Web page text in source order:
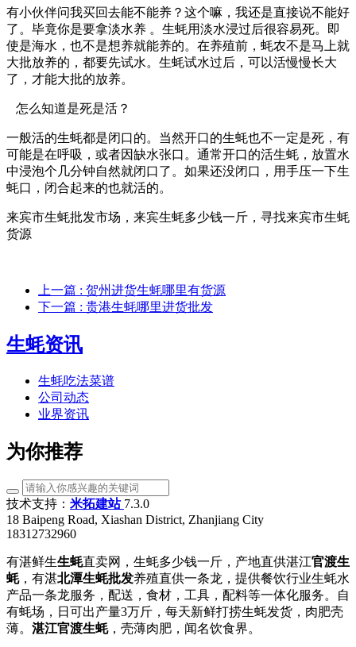
有小伙伴问我买回去能不能养？这个嘛，我还是直接说不能好
了。毕竟你是要拿淡水养 。生蚝用淡水浸过后很容易死。即
使是海水，也不是想养就能养的。在养殖前，蚝农不是马上就
大批放养的，都要先试水。生蚝试水过后，可以活慢慢长大
了，才能大批的放养。
怎么知道是死是活？
一般活的生蚝都是闭口的。当然开口的生蚝也不一定是死，有
可能是在呼吸，或者因缺水张口。通常开口的活生蚝，放置水
中浸泡个几分钟自然就闭口了。如果还没闭口，用手压一下生
蚝口，闭合起来的也就活的。
来宾市生蚝批发市场，来宾生蚝多少钱一斤，寻找来宾市生蚝
货源
上一篇 : 贺州进货生蚝哪里有货源
下一篇 : 贵港生蚝哪里进货批发
生蚝资讯
生蚝吃法菜谱
公司动态
业界资讯
为你推荐
技术支持： 米拓建站 7.3.0
18 Baipeng Road, Xiashan District, Zhanjiang City
18312732960
有湛鲜生生蚝直卖网，生蚝多少钱一斤，产地直供湛江官渡生
蚝，有湛北潭生蚝批发养殖直供一条龙，提供餐饮行业生蚝水
产品一条龙服务，配送，食材，工具，配料等一体化服务。自
有蚝场，日可出产量3万斤，每天新鲜打捞生蚝发货，肉肥壳
薄。 湛江官渡生蚝，壳薄肉肥，闻名饮食界。